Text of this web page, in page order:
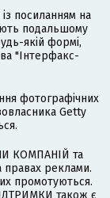
із посиланням на
подальшому
якій формі,
"Інтерфакс-
фотографічних
Getty
КОМПАНІЙ та
правах реклами.
промотуються.